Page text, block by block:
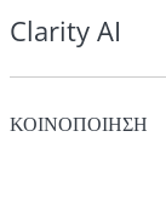
Clarity AI
ΚΟΙΝΟΠΟΙΗΣΗ